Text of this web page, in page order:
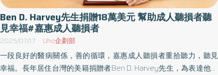
Ben D. Harvey先生捐贈18萬美元 幫助成人聽損者聽
見幸福#嘉惠成人聽損者
2025/07/17 Uho企劃部
一段良好的醫病關係，善的循環，嘉惠成人聽損者重拾聽力，聽見
幸福。長年居住台灣的美籍捐贈者Ben D. Harvey先生，為表達他對